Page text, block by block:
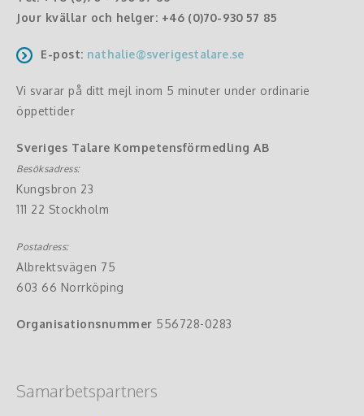
Jour kvällar och helger: +46 (0)70-930 57 85
E-post: nathalie@sverigestalare.se
Vi svarar på ditt mejl inom 5 minuter under ordinarie
öppettider
Sveriges Talare Kompetensförmedling AB
Besöksadress:
Kungsbron 23
111 22 Stockholm
Postadress:
Albrektsvägen 75
603 66 Norrköping
Organisationsnummer 556728-0283
Samarbetspartners